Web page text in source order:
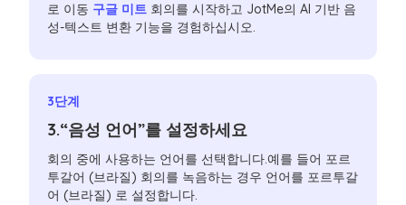
로 이동 구글 미트 회의를 시작하고 JotMe의 AI 기반 음
성-텍스트 변환 기능을 경험하십시오.
3단계
3.“음성 언어”를 설정하세요
회의 중에 사용하는 언어를 선택합니다.예를 들어 포르
투갈어 (브라질) 회의를 녹음하는 경우 언어를 포르투갈
어 (브라질) 로 설정합니다.